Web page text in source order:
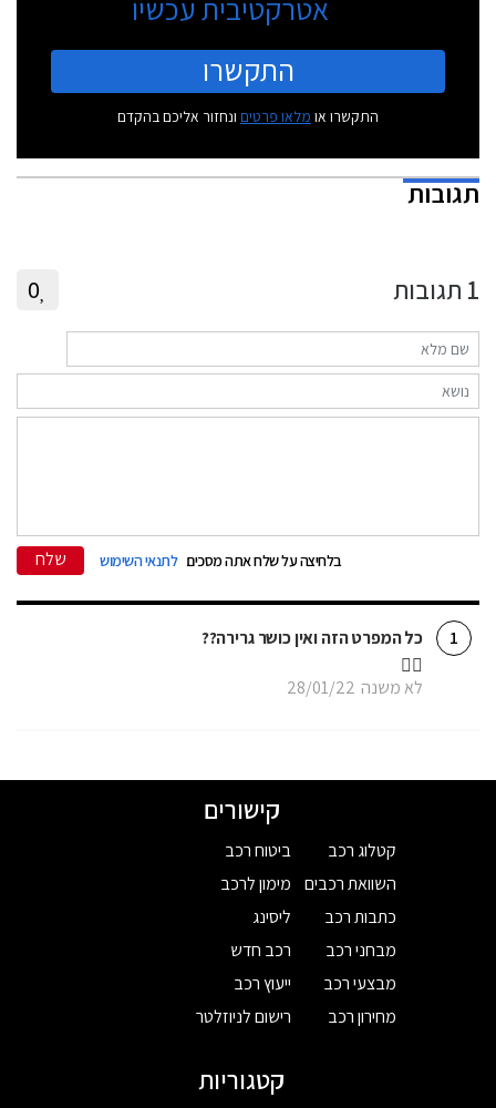
אטרקטיבית עכשיו
התקשרו
התקשרו או מלאו פרטים ונחזור אליכם בהקדם
תגובות
1 תגובות 0
בלחיצה על שלח אתה מסכים לתנאי השימוש שלח
1 כל המפרט הזה ואין כושר גרירה??
לא משנה 28/01/22
🤦‍♂️
קישורים
קטלוג רכב
השוואת רכבים
כתבות רכב
מבחני רכב
מבצעי רכב
מחירון רכב
ביטוח רכב
מימון לרכב
ליסינג
רכב חדש
ייעוץ רכב
רישום לניוזלטר
קטגוריות